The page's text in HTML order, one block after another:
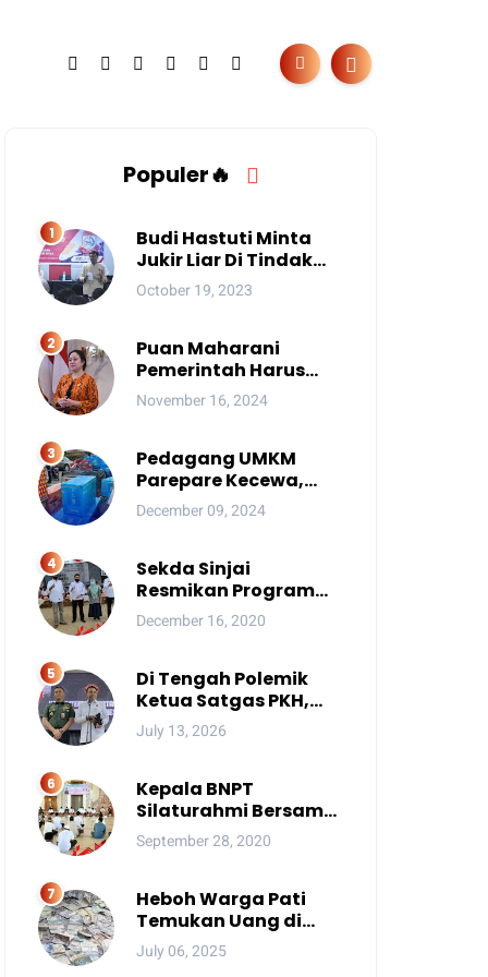
Populer🔥
Budi Hastuti Minta
Jukir Liar Di Tindak
Tegas
October 19, 2023
Puan Maharani
Pemerintah Harus
Berantas Judi Online
Anak
November 16, 2024
Pedagang UMKM
Parepare Kecewa,
Tersingkir karena
Acara Besar
December 09, 2024
Sekda Sinjai
Resmikan Program
Kotaku
December 16, 2020
Di Tengah Polemik
Ketua Satgas PKH,
Ada Pesan Penting
yang Ditegaskan ke
July 13, 2026
Kepala BNPT
Silaturahmi Bersama
Pimpinan Pondok
Pesantren Se-Sulsel
September 28, 2020
Heboh Warga Pati
Temukan Uang di
Sungai, Netizen Sebut
Fenomena Aneh
July 06, 2025